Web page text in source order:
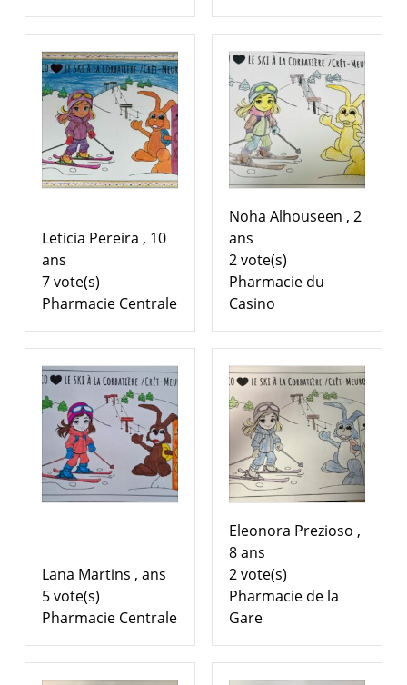
Leticia Pereira , 10
ans
7 vote(s)
Pharmacie Centrale
Noha Alhouseen , 2
ans
2 vote(s)
Pharmacie du
Casino
Lana Martins , ans
5 vote(s)
Pharmacie Centrale
Eleonora Prezioso ,
8 ans
2 vote(s)
Pharmacie de la
Gare